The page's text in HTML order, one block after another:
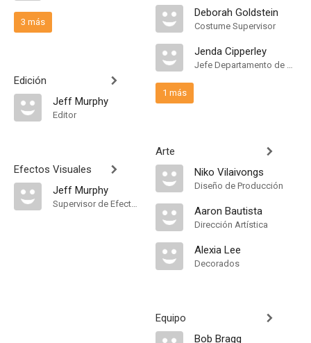
3 más
Edición
Jeff Murphy
Editor
Efectos Visuales
Jeff Murphy
Supervisor de Efectos Visuales
Deborah Goldstein
Costume Supervisor
Jenda Cipperley
Jefe Departamento de Maquillaje
1 más
Arte
Niko Vilaivongs
Diseño de Producción
Aaron Bautista
Dirección Artística
Alexia Lee
Decorados
Equipo
Bob Bragg